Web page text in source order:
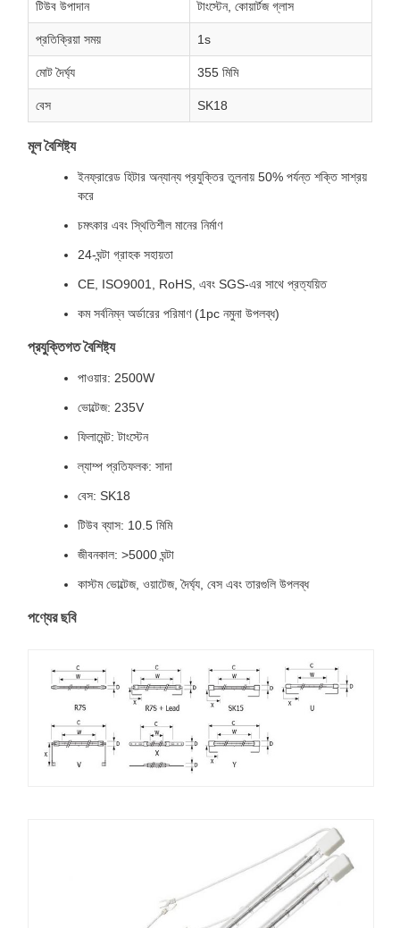
টিউব উপাদান টাংস্টেন, কোয়ার্টজ গ্লাস
প্রতিক্রিয়া সময় 1s
মোট দৈর্ঘ্য 355 মিমি
বেস SK18
মূল বৈশিষ্ট্য
ইনফ্রারেড হিটার অন্যান্য প্রযুক্তির তুলনায় 50% পর্যন্ত শক্তি সাশ্রয়
করে
চমৎকার এবং স্থিতিশীল মানের নির্মাণ
24-ঘন্টা গ্রাহক সহায়তা
CE, ISO9001, RoHS, এবং SGS-এর সাথে প্রত্যয়িত
কম সর্বনিম্ন অর্ডারের পরিমাণ (1pc নমুনা উপলব্ধ)
প্রযুক্তিগত বৈশিষ্ট্য
পাওয়ার: 2500W
ভোল্টেজ: 235V
ফিলামেন্ট: টাংস্টেন
ল্যাম্প প্রতিফলক: সাদা
বেস: SK18
টিউব ব্যাস: 10.5 মিমি
জীবনকাল: >5000 ঘন্টা
কাস্টম ভোল্টেজ, ওয়াটেজ, দৈর্ঘ্য, বেস এবং তারগুলি উপলব্ধ
পণ্যের ছবি